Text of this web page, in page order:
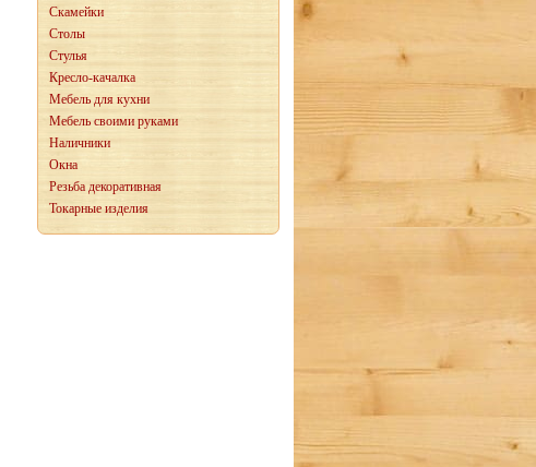
Скамейки
Столы
Стулья
Кресло-качалка
Мебель для кухни
Мебель своими руками
Наличники
Окна
Резьба декоративная
Токарные изделия